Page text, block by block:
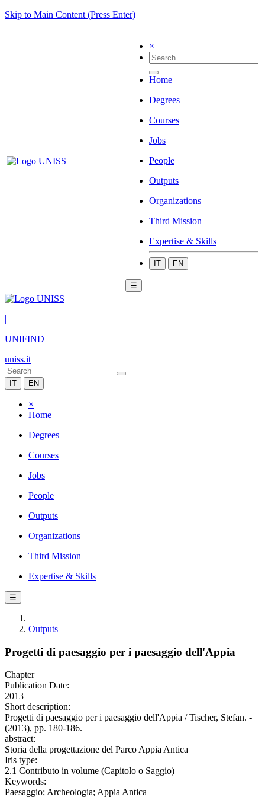
Skip to Main Content (Press Enter)
×
Home
Degrees
Courses
Jobs
People
Outputs
Organizations
Third Mission
Expertise & Skills
IT EN
☰
|
UNIFIND
uniss.it
IT EN
×
Home
Degrees
Courses
Jobs
People
Outputs
Organizations
Third Mission
Expertise & Skills
☰
Outputs
Progetti di paesaggio per i paesaggio dell'Appia
Chapter
Publication Date:
2013
Short description:
Progetti di paesaggio per i paesaggio dell'Appia / Tischer, Stefan. -
(2013), pp. 180-186.
abstract:
Storia della progettazione del Parco Appia Antica
Iris type:
2.1 Contributo in volume (Capitolo o Saggio)
Keywords:
Paesaggio; Archeologia; Appia Antica